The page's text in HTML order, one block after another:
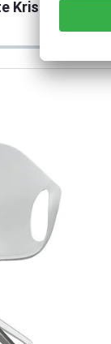
Kristalia